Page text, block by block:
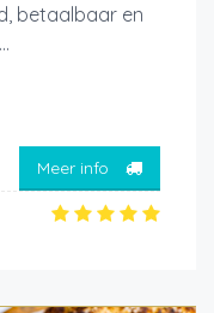
betaalbaar en
Meer info